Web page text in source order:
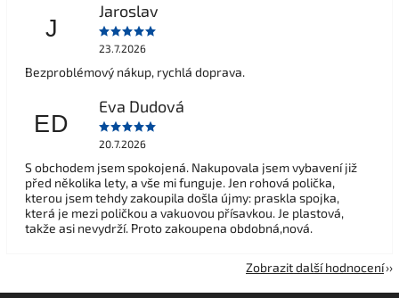
J
Jaroslav
23.7.2026
Bezproblémový nákup, rychlá doprava.
ED
Eva Dudová
20.7.2026
S obchodem jsem spokojená. Nakupovala jsem vybavení již
před několika lety, a vše mi funguje. Jen rohová polička,
kterou jsem tehdy zakoupila došla újmy: praskla spojka,
která je mezi poličkou a vakuovou přísavkou. Je plastová,
takže asi nevydrží. Proto zakoupena obdobná,nová.
Zobrazit další hodnocení